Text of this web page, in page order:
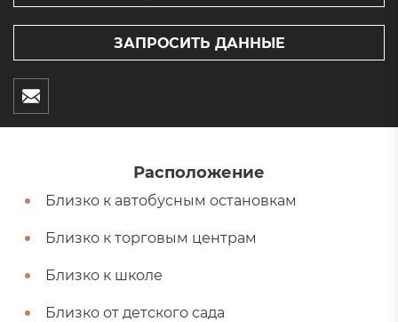
ЗАПРОСИТЬ ДАННЫЕ
Расположение
Близко к автобусным остановкам
Близко к торговым центрам
Близко к школе
Близко от детского сада